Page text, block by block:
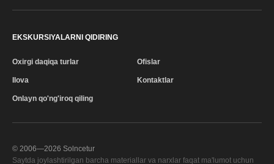
EKSKURSIYALARNI QIDIRING
Oxirgi daqiqa turlar
Ilova
Onlayn qo'ng'iroq qiling
Ofislar
Kontaktlar
© 2006—2026 Solncetur
Saytda joylashtirilgan barcha materiallar va narxlar faqat ma'lumot uchun